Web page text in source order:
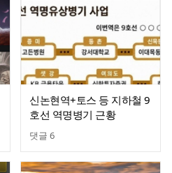
신논현역+토스 등 지하철 9
호선 역명병기 근황
댓글 6